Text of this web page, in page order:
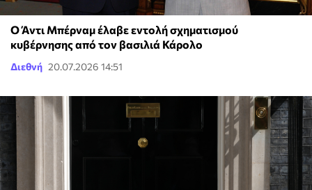
Ο Άντι Μπέρναμ έλαβε εντολή σχηματισμού
κυβέρνησης από τον βασιλιά Κάρολο
Διεθνή 20.07.2026 14:51